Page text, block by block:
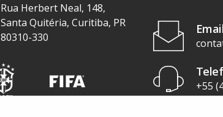
Rua Herbert Neal, 148,
Santa Quitéria, Curitiba, PR
80310-330
+55